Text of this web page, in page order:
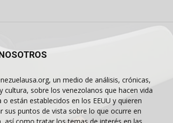
un medio de análisis, crónicas,
cultura, sobre los venezolanos que hacen vida
están establecidos en los EEUU y quieren
sus puntos de vista sobre lo que ocurre en